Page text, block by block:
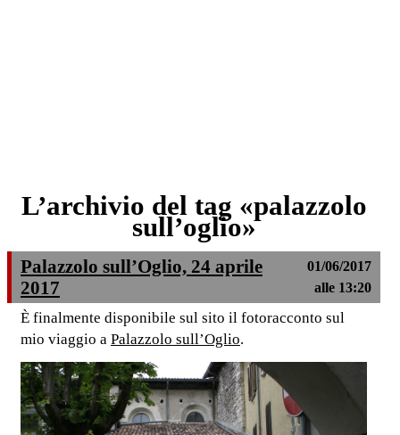
L’archivio del tag «palazzolo
sull’oglio»
Palazzolo sull’Oglio, 24 aprile
2017
01/06/2017
alle 13:20
È finalmente disponibile sul sito il fotoracconto sul
mio viaggio a Palazzolo sull’Oglio.